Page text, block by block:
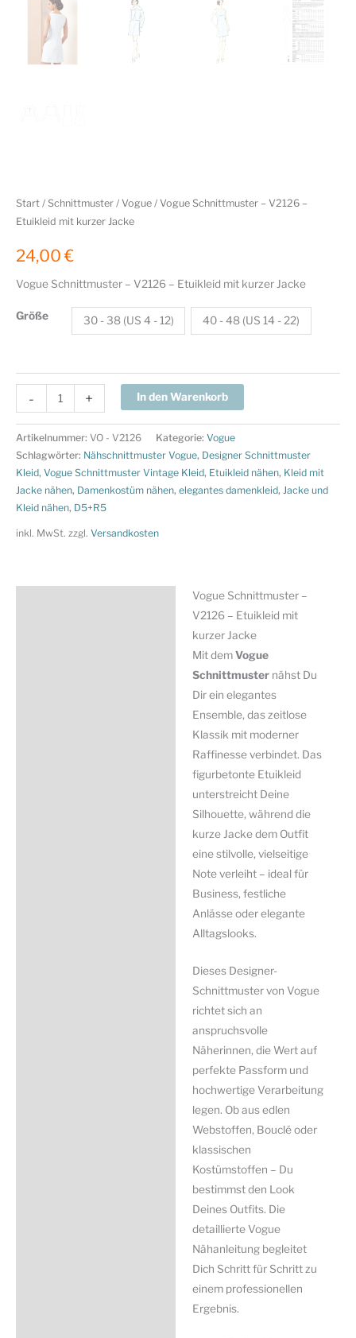
Start / Schnittmuster / Vogue / Vogue Schnittmuster – V2126 –
Etuikleid mit kurzer Jacke
24,00€
Vogue Schnittmuster – V2126 – Etuikleid mit kurzer Jacke
Größe 30 - 38 (US 4 - 12) 40 - 48 (US 14 - 22)
-
Schnittmuster
-
V2126
-
Etuikleid
mit
kurzer
+ In den Warenkorb
Artikelnummer: VO - V2126 Kategorie: Vogue
Schlagwörter: Nähschnittmuster Vogue, Designer Schnittmuster
Kleid, Vogue Schnittmuster Vintage Kleid, Etuikleid nähen, Kleid mit
Jacke nähen, Damenkostüm nähen, elegantes damenkleid, Jacke und
Kleid nähen, D5+R5
inkl. MwSt. zzgl. Versandkosten
Vogue Schnittmuster –
V2126 – Etuikleid mit
kurzer Jacke
Mit demVogue
Schnittmuster nähst Du
Dir ein elegantes
Ensemble, das zeitlose
Klassik mit moderner
Raffinesse verbindet. Das
figurbetonte Etuikleid
unterstreicht Deine
Silhouette, während die
kurze Jacke dem Outfit
eine stilvolle, vielseitige
Note verleiht – ideal für
Business, festliche
Anlässe oder elegante
Alltagslooks.
Dieses Designer-
Schnittmuster von Vogue
richtet sich an
anspruchsvolle
Näherinnen, die Wert auf
perfekte Passform und
hochwertige Verarbeitung
legen. Ob aus edlen
Webstoffen, Bouclé oder
klassischen
Kostümstoffen – Du
bestimmst den Look
Deines Outfits. Die
detaillierte Vogue
Nähanleitung begleitet
Dich Schritt für Schritt zu
einem professionellen
Ergebnis.